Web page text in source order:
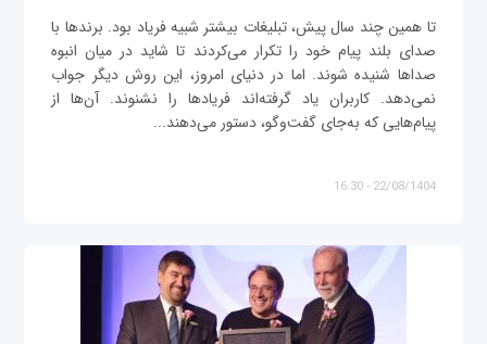
تا همین چند سال پیش، تبلیغات بیشتر شبیه فریاد بود. برندها با
صدای بلند پیام خود را تکرار می‌کردند تا شاید در میان انبوه
صداها شنیده شوند. اما در دنیای امروز، این روش دیگر جواب
نمی‌دهد. کاربران یاد گرفته‌اند فریادها را نشنوند. آن‌ها از
پیام‌هایی که به‌جای گفت‌وگو، دستور می‌دهند...
22/08/1404 - 16:30